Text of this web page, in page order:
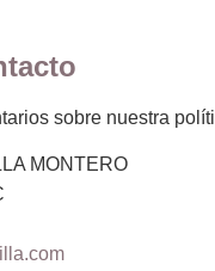
sobre nuestra
MONTERO